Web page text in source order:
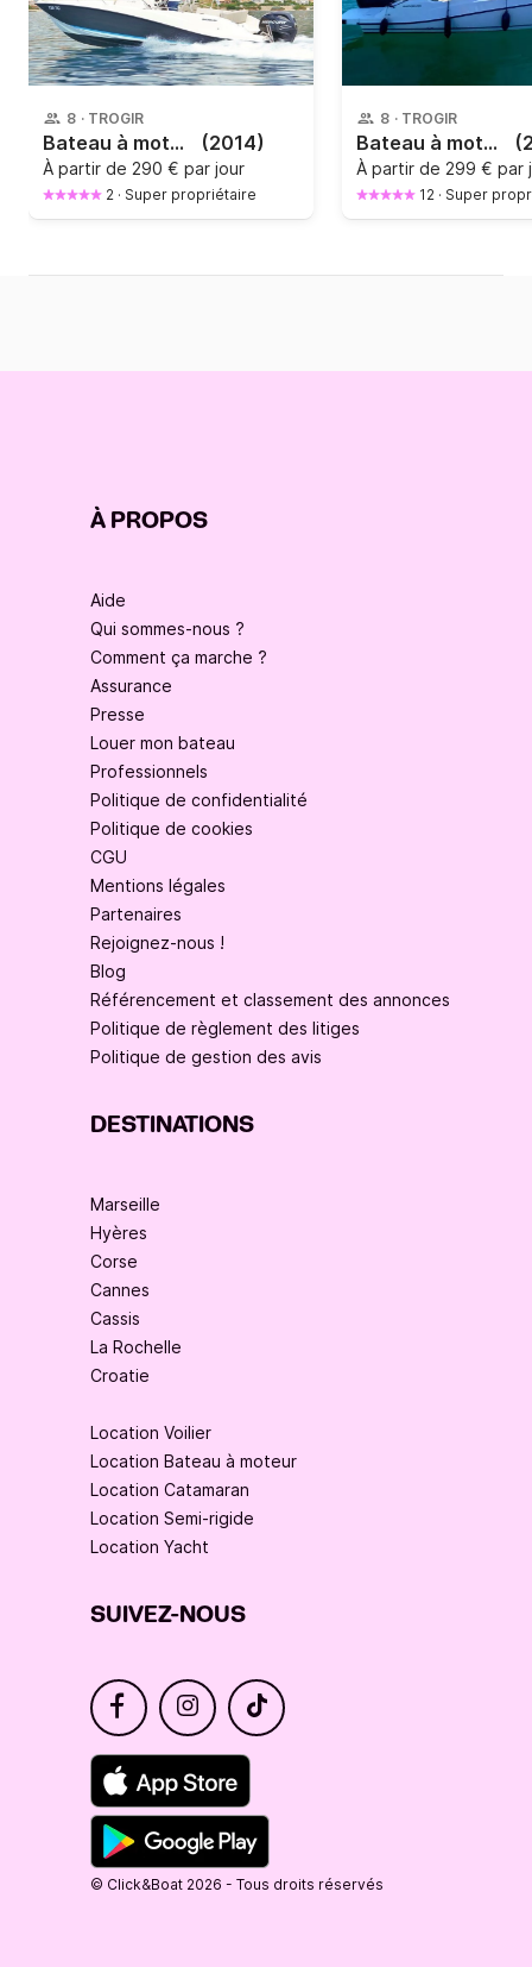
8 · TROGIR
Bateau à moteur QUICKSILVER 675 Activ Open 150cv (2014)
À partir de 290 € par jour
2 · Super propriétaire
8 · TROGIR
Bateau à moteur Quicksilver Activ 675 Open 7.25m 150cv
À partir de 299 € par
12 · Super
À PROPOS
Aide
Qui sommes-nous ?
Comment ça marche ?
Assurance
Presse
Louer mon bateau
Professionnels
Politique de confidentialité
Politique de cookies
CGU
Mentions légales
Partenaires
Rejoignez-nous !
Blog
Référencement et classement des annonces
Politique de règlement des litiges
Politique de gestion des avis
DESTINATIONS
Marseille
Hyères
Corse
Cannes
Cassis
La Rochelle
Croatie
Location Voilier
Location Bateau à moteur
Location Catamaran
Location Semi-rigide
Location Yacht
SUIVEZ-NOUS
© Click&Boat 2026 - Tous droits réservés